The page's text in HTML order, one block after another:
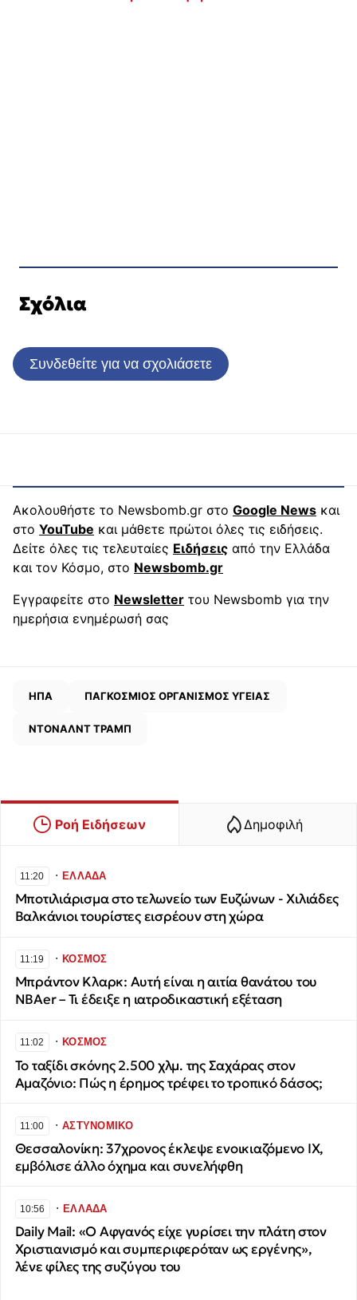
Σχόλια
Συνδεθείτε για να σχολιάσετε
Ακολουθήστε το Newsbomb.gr στο Google News και
στο YouTube και μάθετε πρώτοι όλες τις ειδήσεις.
Δείτε όλες τις τελευταίες Ειδήσεις από την Ελλάδα
και τον Κόσμο, στο Newsbomb.gr
Εγγραφείτε στο Newsletter του Newsbomb για την
ημερήσια ενημέρωσή σας
ΗΠΑ ΠΑΓΚΟΣΜΙΟΣ ΟΡΓΑΝΙΣΜΟΣ ΥΓΕΙΑΣ
ΝΤΟΝΑΛΝΤ ΤΡΑΜΠ
Ροή Ειδήσεων Δημοφιλή
11:20 ∙ΕΛΛΑΔΑ
Μποτιλιάρισμα στο τελωνείο των Ευζώνων - Χιλιάδες
Βαλκάνιοι τουρίστες εισρέουν στη χώρα
11:19 ∙ΚΟΣΜΟΣ
Μπράντον Κλαρκ: Αυτή είναι η αιτία θανάτου του
NBAer – Τι έδειξε η ιατροδικαστική εξέταση
11:02 ∙ΚΟΣΜΟΣ
Το ταξίδι σκόνης 2.500 χλμ. της Σαχάρας στον
Αμαζόνιο: Πώς η έρημος τρέφει το τροπικό δάσος;
11:00 ∙ΑΣΤΥΝΟΜΙΚΟ
Θεσσαλονίκη: 37χρονος έκλεψε ενοικιαζόμενο ΙΧ,
εμβόλισε άλλο όχημα και συνελήφθη
10:56 ∙ΕΛΛΑΔΑ
Daily Mail: «Ο Αφγανός είχε γυρίσει την πλάτη στον
Χριστιανισμό και συμπεριφερόταν ως εργένης»,
λένε φίλες της συζύγου του